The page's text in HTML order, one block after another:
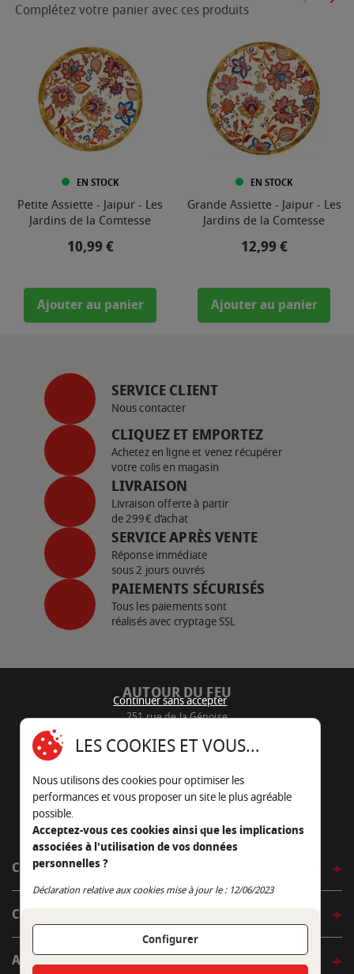
Complétez votre panier avec ces produits
EN STOCK
Petite Assiette - Jaipur - Les
Jardins de la Comtesse
Prix
10,99 €
Ajouter au panier
EN STOCK
Grande Assiette - Jaipur - Les
Jardins de la Comtesse
Prix
12,99 €
Ajouter au panier
SERVICE CLIENT
Nous contacter
CLIQUEZ ET EMPORTEZ
Achetez en ligne et venez récupérer
votre colis en magasin
LIVRAISON
Livraison offerte à partir
de 299€ d’achat
SERVICE APRÈS VENTE
Réponse immédiate
sous 2 jours ouvrés
PAIEMENTS SÉCURISÉS
Tous les paiements sont
réalisés avec cryptage SSL
AUTOUR DU FEU
251 rue de la Génoise
05 45 22 98 09
Nous envoyer un e-mail
CÔTÉ OUTDOOR
CÔTÉ INDOOR
AUTOUR DE LA TABLE
Continuer sans accepter
LES COOKIES ET VOUS...
Nous utilisons des cookies pour optimiser les
performances et vous proposer un site le plus agréable
possible.
Acceptez-vous ces cookies ainsi que les implications
associées à l'utilisation de vos données
personnelles ?
Déclaration relative aux cookies mise à jour le : 12/06/2023
Configurer
Continuer sans accepter